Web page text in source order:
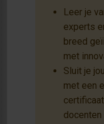
Leer je
experts
breed
met
Sluit je
met een
docenten